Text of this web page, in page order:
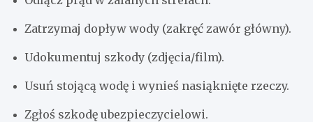
Zatrzymaj dopływ wody (zakręć zawór główny).
Udokumentuj szkody (zdjęcia/film).
Usuń stojącą wodę i wynieś nasiąknięte rzeczy.
Zgłoś szkodę ubezpieczycielowi.